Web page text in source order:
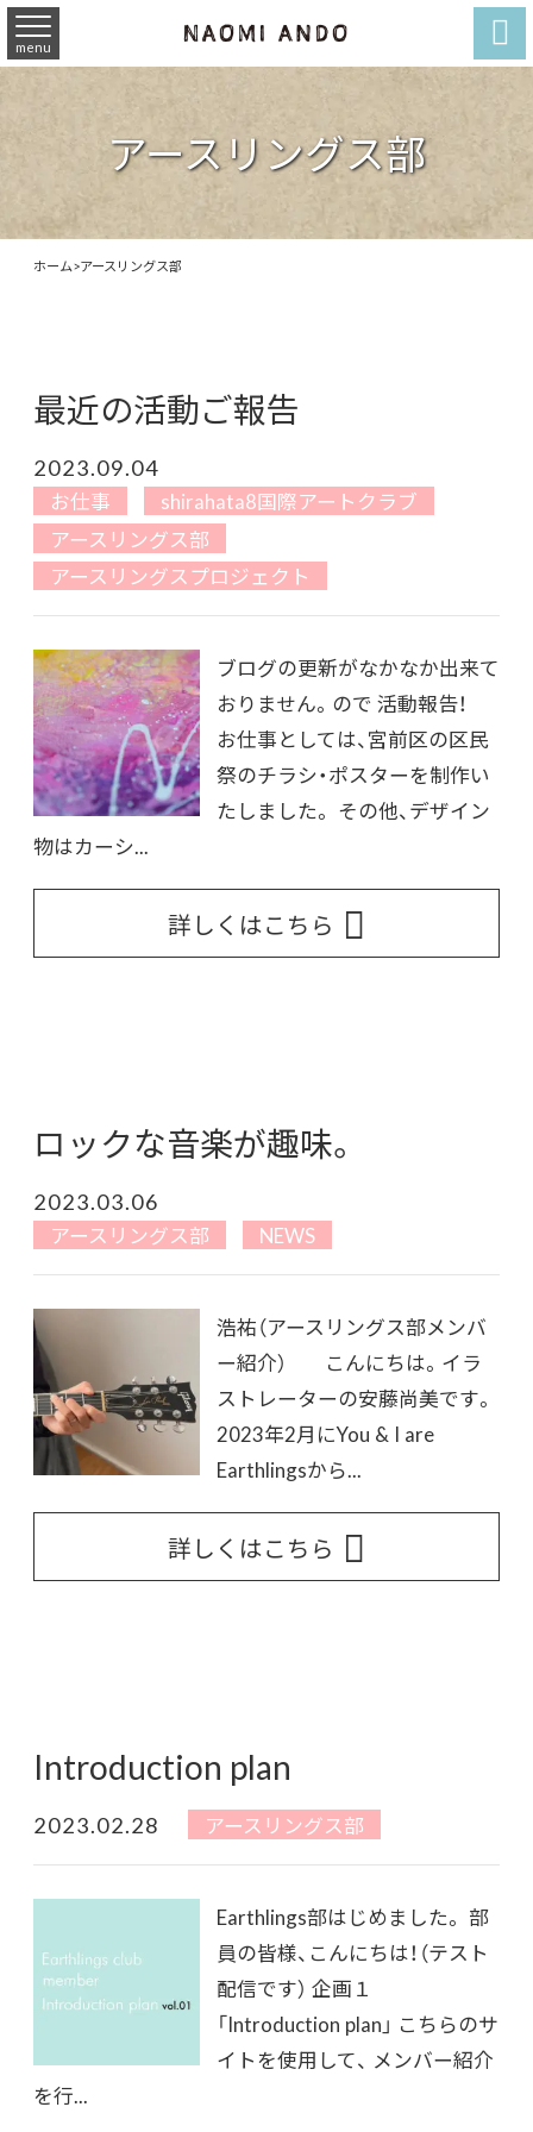
menu 
アースリングス部
ホーム>アースリングス部
最近の活動ご報告
2023.09.04
お仕事
shirahata8国際アートクラブ
アースリングス部
アースリングスプロジェクト
ブログの更新がなかなか出来て
おりません。ので 活動報告！
お仕事としては、宮前区の区民
祭のチラシ・ポスターを制作い
たしました。 その他、デザイン
物はカーシ...
詳しくはこちら
ロックな音楽が趣味。
2023.03.06
アースリングス部 NEWS
浩祐（アースリングス部メンバ
ー紹介） こんにちは。イラ
ストレーターの安藤尚美です。
2023年2月にYou & I are
Earthlingsから...
詳しくはこちら
Introduction plan
2023.02.28 アースリングス部
Earthlings部はじめました。 部
員の皆様、こんにちは！（テスト
配信です） 企画１
「Introduction plan」 こちらのサ
イトを使用して、 メンバー紹介
を行...